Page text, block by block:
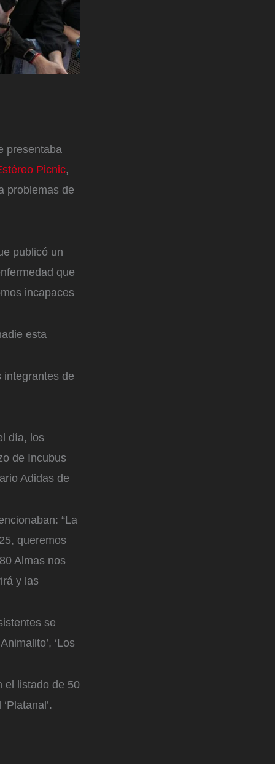
presentaba
Picnic,
problemas de
publicó un
que
incapaces
esta
integrantes de
día, los
de Incubus
Adidas de
“La
queremos
Almas nos
y las
se
‘Los
el listado de 50